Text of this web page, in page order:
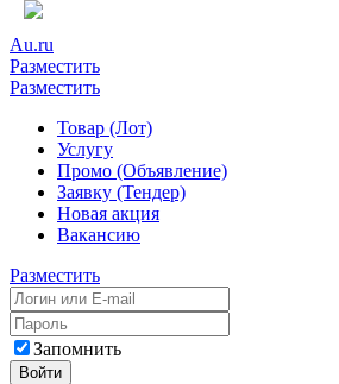
Au.ru
Разместить
Разместить
Товар (Лот)
Услугу
Промо (Объявление)
Заявку (Тендер)
Новая акция
Вакансию
Разместить
Запомнить
Войти